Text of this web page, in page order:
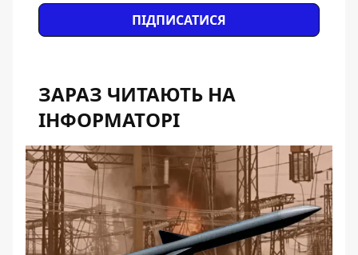
ПІДПИСАТИСЯ
ЗАРАЗ ЧИТАЮТЬ НА
ІНФОРМАТОРІ